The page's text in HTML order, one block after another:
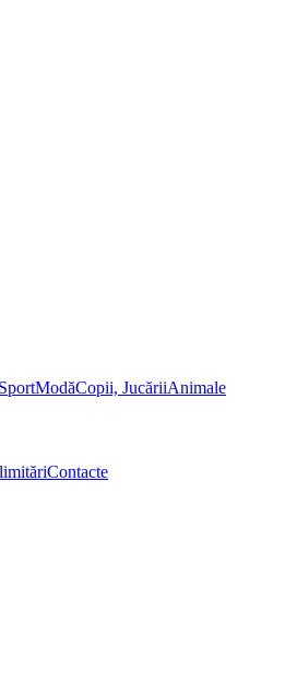
SportModăCopii, JucăriiAnimale
Contacte